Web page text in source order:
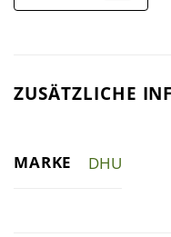
ZUSÄTZLICHE
MARKE DHU